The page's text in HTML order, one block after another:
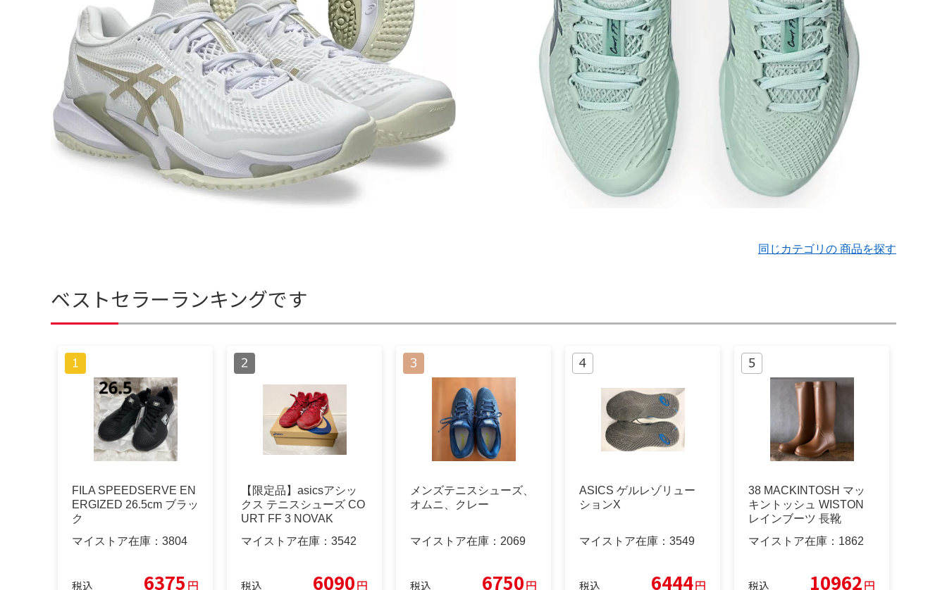
同じカテゴリの 商品を探す
ベストセラーランキングです
FILA SPEEDSERVE EN
ERGIZED 26.5cm ブラッ
ク
マイストア在庫： 3804
税込 6375 円
【限定品】asicsアシッ
クス テニスシューズ CO
URT FF 3 NOVAK
マイストア在庫： 3542
税込 6090円
メンズテニスシューズ、
オムニ、クレー
マイストア在庫： 2069
税込 6750円
ASICS ゲルレゾリュー
ションX
マイストア在庫： 3549
税込 6444円
38 MACKINTOSH マッ
キントッシュ WISTON
レインブーツ 長靴
マイストア在庫： 1862
税込 10962円